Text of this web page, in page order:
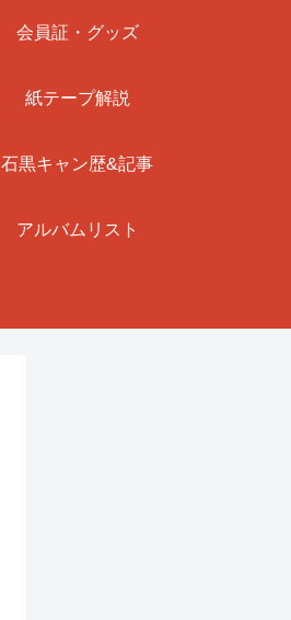
会員証・グッズ
紙テープ解説
石黒キャン歴&記事
アルバムリスト